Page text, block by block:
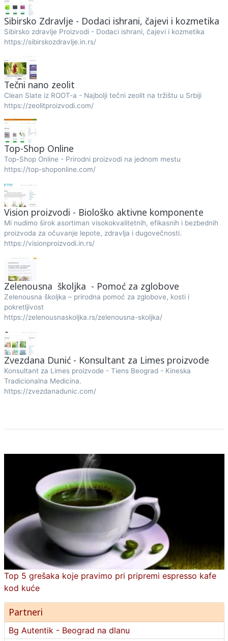
Sibirsko Zdravlje - Dodaci ishrani, čajevi i kozmetika
Sibirsko zdravlje Proizvodi - Dodaci ishrani, čajevi i kozmetika
https://sibirskozdravlje.in.rs/
Tečni nano zeolit
Clean Slate iz ROOT-a - Najbolji tečni zeolit na tržištu u Srbiji
https://zeolitproizvodi.com/
Top-Shop Online
Top-Shop Online - Prirodni proizvodi na jednom mestu
https://top-shoponline.com/
Vision proizvodi - Biološko aktivne komponente
Mi nudimo širok asortiman visokokvalitetnih, efikasnih i bezbednih
proizvoda za očuvanje lepote, zdravlja i dugovečnosti.
https://visionproizvodi.in.rs/
Zelenousna školjka - Pomoć za zglobove
Zelenousna školjka – prirodna pomoć za zglobove, kosti i
pokretljivost
https://zelenousnaskoljka.rs/zelenousna-skoljka/
Zvezdana Dunić - Konsultant za Limes proizvode
Konsultant za Limes proizvode - Tiens Beograd - Kineska
Tradicionalna Medicina.
https://zvezdanadunic.com/
Top 5 grešaka koje pravimo pri pripremi espresso kafe
kod kuće
Partneri
Bg Autentik - Beograd na dlanu